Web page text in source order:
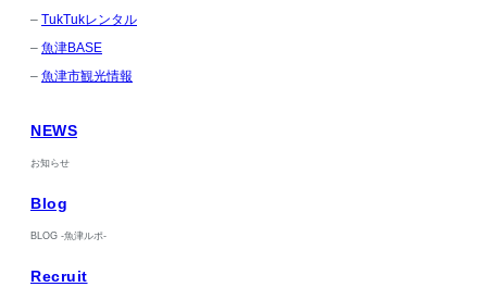
– TukTukレンタル
– 魚津BASE
– 魚津市観光情報
NEWS
お知らせ
Blog
BLOG -魚津ルポ-
Recruit